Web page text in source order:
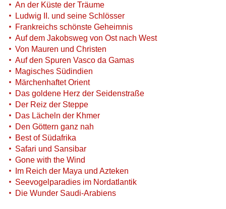
An der Küste der Träume
Ludwig II. und seine Schlösser
Frankreichs schönste Geheimnis
Auf dem Jakobsweg von Ost nach West
Von Mauren und Christen
Auf den Spuren Vasco da Gamas
Magisches Südindien
Märchenhaftet Orient
Das goldene Herz der Seidenstraße
Der Reiz der Steppe
Das Lächeln der Khmer
Den Göttern ganz nah
Best of Südafrika
Safari und Sansibar
Gone with the Wind
Im Reich der Maya und Azteken
Seevogelparadies im Nordatlantik
Die Wunder Saudi-Arabiens